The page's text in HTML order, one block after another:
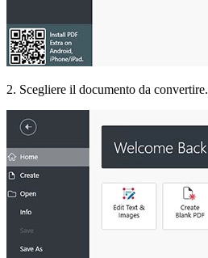
2. Scegliere il documento da convertire.